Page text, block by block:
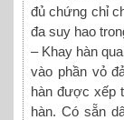
đủ chứng chỉ
đa suy hao
– Khay hàn
vào phần vỏ
hàn được xếp
hàn. Có sẵn